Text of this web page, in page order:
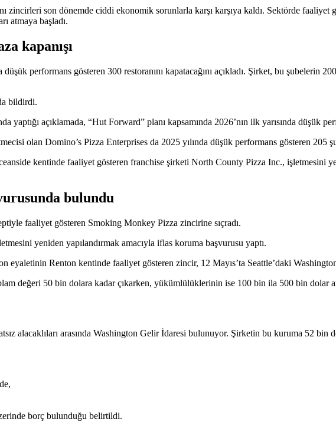
zincirleri son dönemde ciddi ekonomik sorunlarla karşı karşıya kaldı. Sektörde
atmaya başladı.
kapanışı
performans gösteren 300 restoranını kapatacağını açıkladı. Şirket, bu şubelerin
bildirdi.
yaptığı açıklamada, “Hut Forward” planı kapsamında 2026’nın ilk yarısında düşük
olan Domino’s Pizza Enterprises da 2025 yılında düşük performans gösteren 205
kentinde faaliyet gösteren franchise şirketi North County Pizza Inc., işletmesini
bulundu
faaliyet gösteren Smoking Monkey Pizza zincirine sıçradı.
yeniden yapılandırmak amacıyla iflas koruma başvurusu yaptı.
eyaletinin Renton kentinde faaliyet gösteren zincir, 12 Mayıs’ta Seattle’daki
değeri 50 bin dolara kadar çıkarken, yükümlülüklerinin ise 100 bin ila 500 bin dolar
alacaklıları arasında Washington Gelir İdaresi bulunuyor. Şirketin bu kuruma 52
borç bulunduğu belirtildi.